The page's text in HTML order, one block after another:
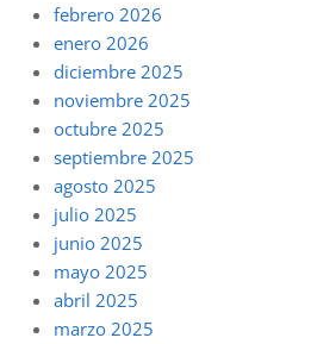
febrero 2026
enero 2026
diciembre 2025
noviembre 2025
octubre 2025
septiembre 2025
agosto 2025
julio 2025
junio 2025
mayo 2025
abril 2025
marzo 2025